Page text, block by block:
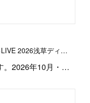
2026浅草ディ…
。2026年10月・…